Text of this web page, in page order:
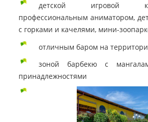
детской игровой
профессиональным аниматором,
с горками и качелями, мини-
отличным баром на
зоной барбекю с
принадлежностями